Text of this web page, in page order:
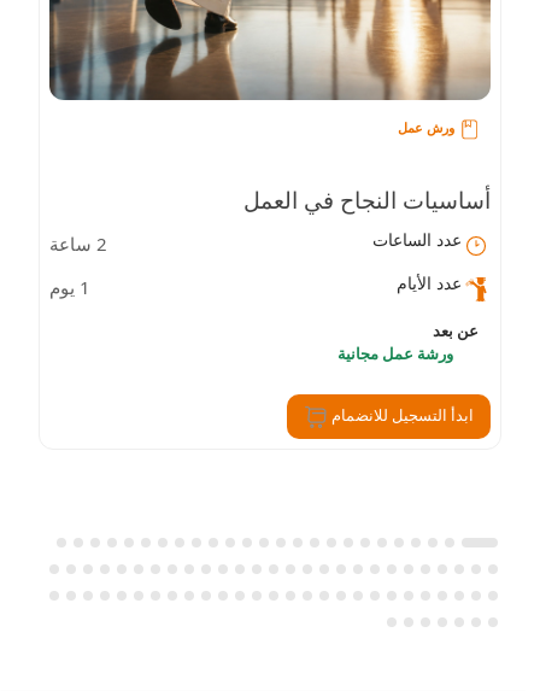
ورش عمل
أساسيات النجاح في العمل
عدد الساعات 2 ساعة
عدد الأيام 1 يوم
عن بعد
ورشة عمل مجانية
ابدأ التسجيل للانضمام